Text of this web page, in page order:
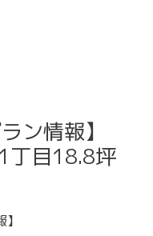
ン情報】
丁目18.8坪